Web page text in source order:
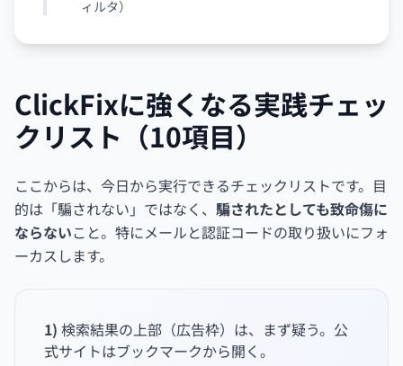
ィルタ）
ClickFixに強くなる実践チェッ
クリスト（10項目）
ここからは、今日から実行できるチェックリストです。目
的は「騙されない」ではなく、 騙されたとしても致命傷に
ならないこと。特にメールと認証コードの取り扱いにフォ
ーカスします。
1) 検索結果の上部（広告枠）は、まず疑う。公
式サイトはブックマークから開く。